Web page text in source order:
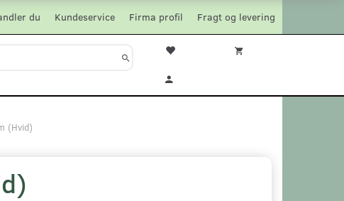
Fragt og levering
Firma profil
Kundeservice
du
(Hvid)